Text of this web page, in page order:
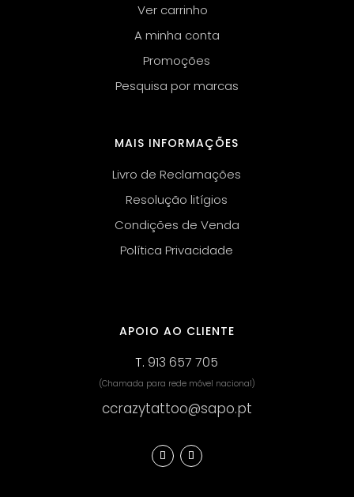
Ver carrinho
A minha conta
Promoções
Pesquisa por marcas
MAIS INFORMAÇÕES
Livro de Reclamações
Resolução litígios
Condições de Venda
Política Privacidade
APOIO AO CLIENTE
T.913 657 705
(Chamada para rede móvel nacional)
ccrazytattoo@sapo.pt